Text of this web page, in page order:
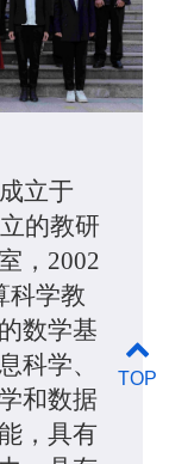
立于
的教研
， 2002
科学教
数学基
科学、
和数据
，具有
TOP